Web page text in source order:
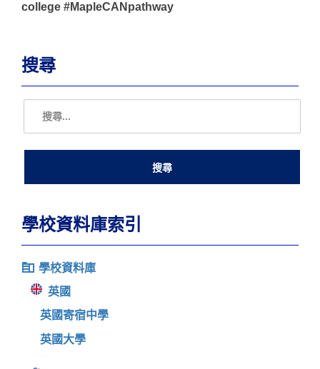
college #MapleCANpathway
搜尋
學校資料庫索引
學校資料庫
英國
英國寄宿中學
英國大學